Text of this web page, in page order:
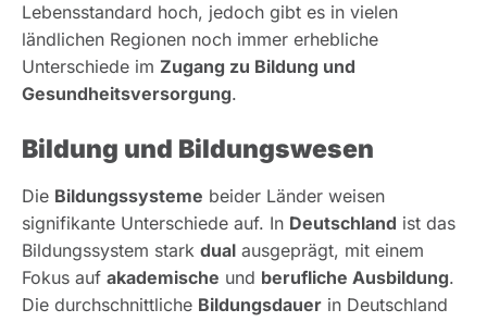
Lebensstandard hoch, jedoch gibt es in vielen
ländlichen Regionen noch immer erhebliche
Unterschiede im Zugang zu Bildung und
Gesundheitsversorgung.
Bildung und Bildungswesen
Die Bildungssysteme beider Länder weisen
signifikante Unterschiede auf. In Deutschland ist das
Bildungssystem stark dual ausgeprägt, mit einem
Fokus auf akademische und berufliche Ausbildung.
Die durchschnittliche Bildungsdauer in Deutschland